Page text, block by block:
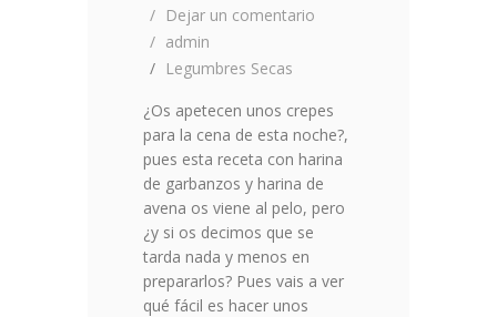
Dejar un comentario
admin
Legumbres Secas
¿Os apetecen unos crepes
para la cena de esta noche?,
pues esta receta con harina
de garbanzos y harina de
avena os viene al pelo, pero
¿y si os decimos que se
tarda nada y menos en
prepararlos? Pues vais a ver
qué fácil es hacer unos